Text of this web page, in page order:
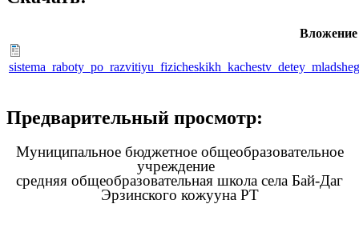
Вложение
Предварительный просмотр:
Муниципальное бюджетное общеобразовательное
учреждение
средняя общеобразовательная школа села Бай-Даг
Эрзинского кожууна РТ